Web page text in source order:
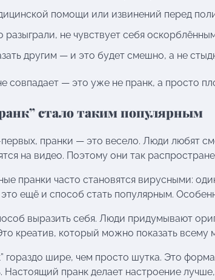
помощи или извинений перед
разыграли, не чувствует себя
другим — и это будет смешно, а не
совпадает — это уже не пранк, а просто
стало таким популярным
пранки — это весело. Люди любят
на видео. Поэтому они так
пранки часто становятся вирусными:
ещё и способ стать популярным.
выразить себя. Люди придумывают
креатив, который можно показать всему
гораздо шире, чем просто шутка. Это
Настоящий пранк делает настроение